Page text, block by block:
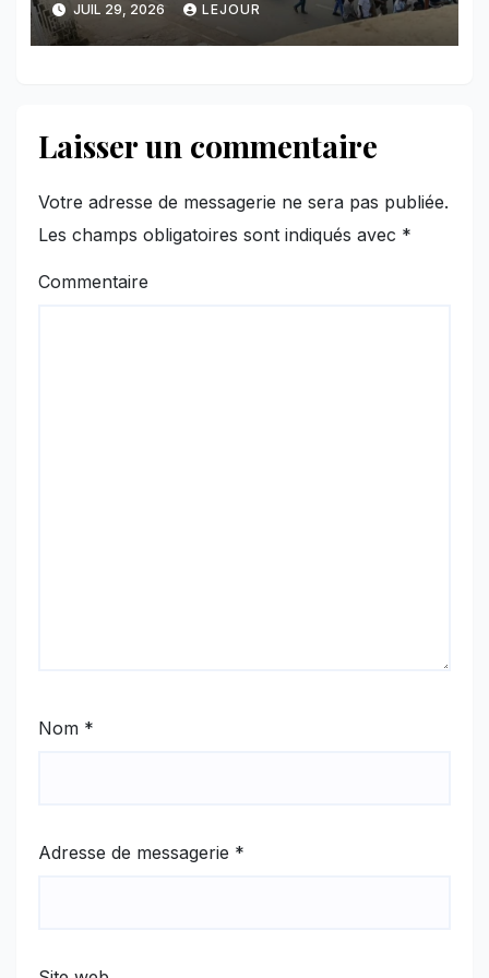
l’AFC/M23
JUIL 29, 2026 LEJOUR
Laisser un commentaire
Votre adresse de messagerie ne sera pas publiée.
Les champs obligatoires sont indiqués avec *
Commentaire
Nom *
Adresse de messagerie *